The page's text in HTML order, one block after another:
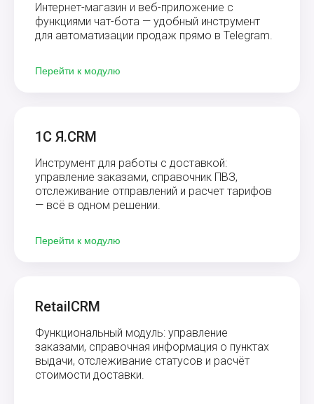
Интернет-магазин и веб-приложение с
функциями чат-бота — удобный инструмент
для автоматизации продаж прямо в Telegram.
Перейти к модулю
1С Я.CRM
Инструмент для работы с доставкой:
управление заказами, справочник ПВЗ,
отслеживание отправлений и расчет тарифов
— всё в одном решении.
Перейти к модулю
RetailCRM
Функциональный модуль: управление
заказами, справочная информация о пунктах
выдачи, отслеживание статусов и расчёт
стоимости доставки.